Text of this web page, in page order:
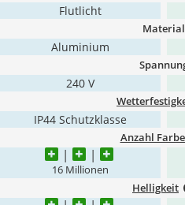
Flutlicht
Material
Aluminium
240 V
IP44 Schutzklasse
Anzahl
16 Millionen
Helligkeit